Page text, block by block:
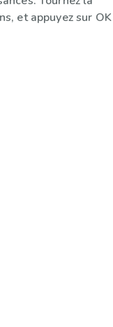
et appuyez sur OK